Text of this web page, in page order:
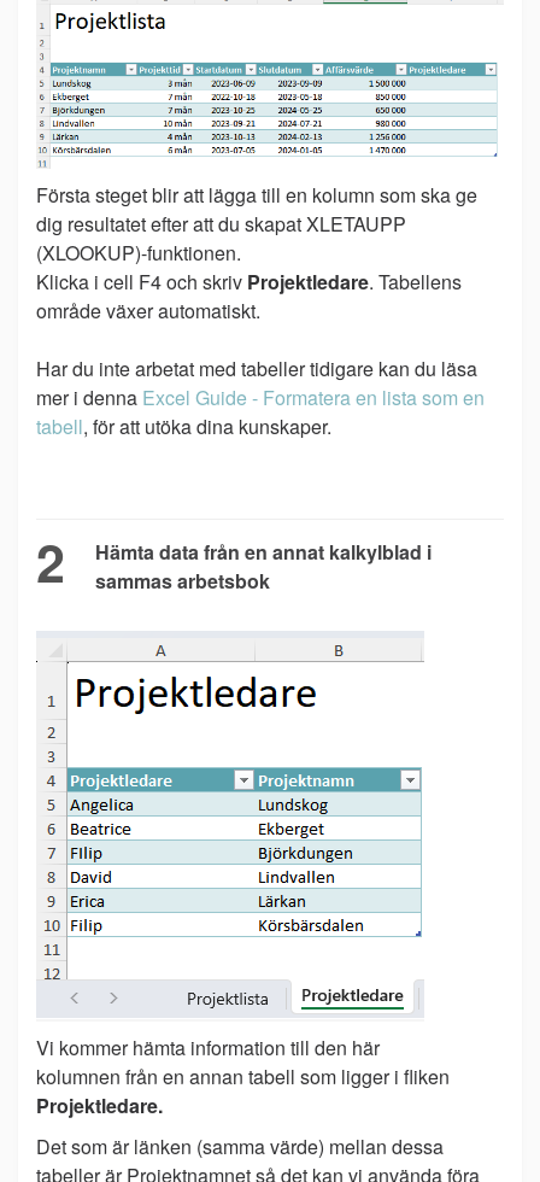
Första steget blir att lägga till en kolumn som ska ge
dig resultatet efter att du skapat XLETAUPP
(XLOOKUP)-funktionen.
Klicka i cell F4 och skriv Projektledare. Tabellens
område växer automatiskt.
Har du inte arbetat med tabeller tidigare kan du läsa
mer i denna Excel Guide - Formatera en lista som en
tabell, för att utöka dina kunskaper.
2
Hämta data från en annat kalkylblad i
sammas arbetsbok
Vi kommer hämta information till den här
kolumnen från en annan tabell som ligger i fliken
Projektledare.
Det som är länken (samma värde) mellan dessa
tabeller är Projektnamnet så det kan vi använda föra